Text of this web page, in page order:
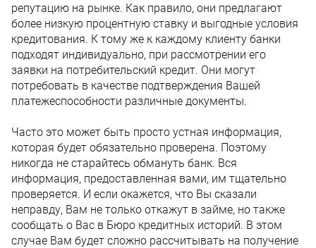
репутацию на рынке. Как правило, они предлагают
более низкую процентную ставку и выгодные условия
кредитования. К тому же к каждому клиенту банки
подходят индивидуально, при рассмотрении его
заявки на потребительский кредит. Они могут
потребовать в качестве подтверждения Вашей
платежеспособности различные документы.
Часто это может быть просто устная информация,
которая будет обязательно проверена. Поэтому
никогда не старайтесь обмануть банк. Вся
информация, предоставленная вами, им тщательно
проверяется. И если окажется, что Вы сказали
неправду, Вам не только откажут в займе, но также
сообщать о Вас в Бюро кредитных историй. В этом
случае Вам будет сложно рассчитывать на получение